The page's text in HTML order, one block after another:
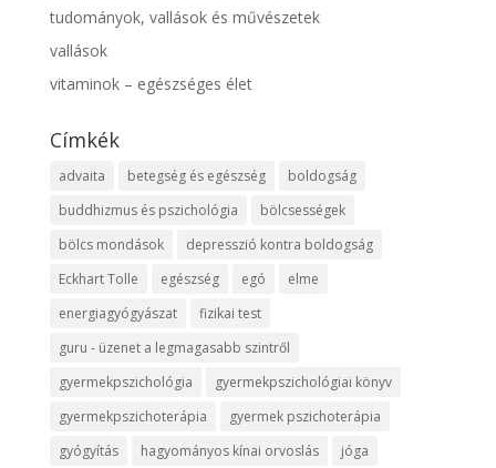
tudományok, vallások és művészetek
vallások
vitaminok – egészséges élet
Címkék
advaita betegség és egészség
boldogság
buddhizmus és pszichológia
bölcsességek
bölcs mondások
depresszió kontra boldogság
Eckhart Tolle
egészség egó
elme
energiagyógyászat
fizikai test
guru - üzenet a legmagasabb szintről
gyermekpszichológia
gyermekpszichológiai könyv
gyermekpszichoterápia
gyermek pszichoterápia
gyógyítás
hagyományos kínai orvoslás
jóga